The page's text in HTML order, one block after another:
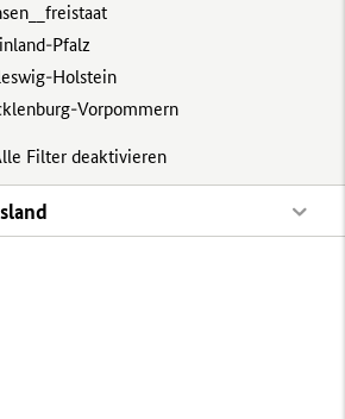
Pfalz
Holstein
Vorpommern
Filter deaktivieren